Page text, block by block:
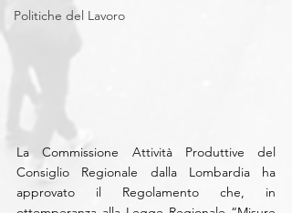
Politiche del Lavoro
La Commissione Attività Produttive del
Consiglio Regionale dalla Lombardia ha
approvato il Regolamento che, in